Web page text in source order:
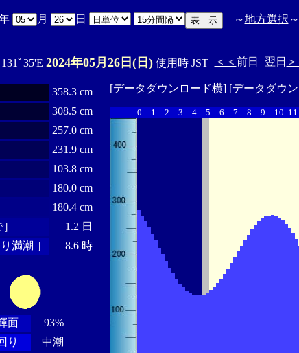
月 日 ～地方選択 ～
ﾟ35'E 2024年05月26日(日)使用時 JST ＜＜ 前日 翌日
358.3 cm
308.5 cm
257.0 cm
231.9 cm
103.8 cm
180.0 cm
180.4 cm
1.2 日
満潮 ］
8.6 時
面
93%
り
中潮
[データダウンロード横] [データダウ
0 1 2 3 4 5 6 7 8 9 10 11